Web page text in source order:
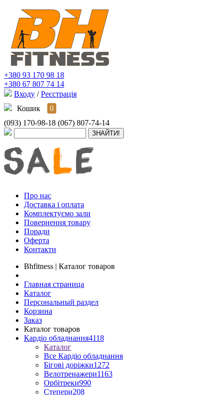
+380 93 170 98 18
+380 67 807 74 14
Входу / Реєстрація
Кошик
0
(093) 170-98-18 (067) 807-74-14
Про нас
Доставка і оплата
Комплектуємо зали
Повернення товару
Поради
Оферта
Контакти
Bhfitness | Каталог товаров
Главная страница
Каталог
Персональный раздел
Корзина
Заказ
Каталог товаров
Кардіо обладнання4118
Каталог
Все Кардіо обладнання
Бігові доріжки1272
Велотренажери1163
Орбітреки990
Степери208